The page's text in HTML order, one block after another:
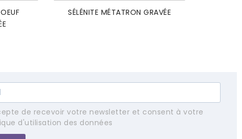
 AJOUTER AU PANIER
SÉLÉNITE MÉTATRON GRAVÉE
de recevoir votre newsletter et consent à votre
d'utilisation des données